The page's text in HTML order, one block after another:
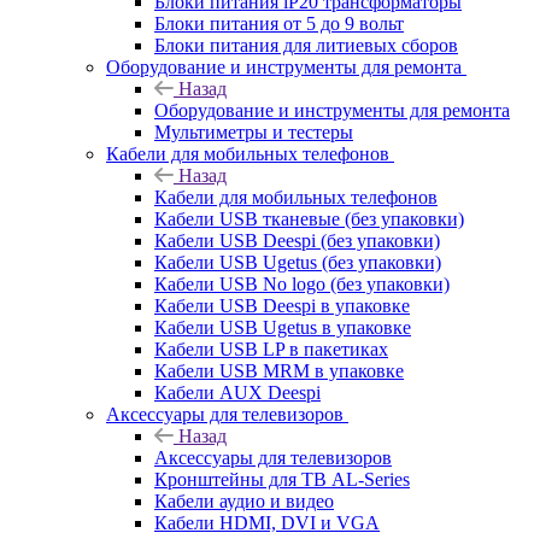
Блоки питания от 5 до 9 вольт
Блоки питания для литиевых сборов
Оборудование и инструменты для ремонта
Назад
Оборудование и инструменты для ремонта
Мультиметры и тестеры
Кабели для мобильных телефонов
Назад
Кабели для мобильных телефонов
Кабели USB тканевые (без упаковки)
Кабели USB Deespi (без упаковки)
Кабели USB Ugetus (без упаковки)
Кабели USB No logo (без упаковки)
Кабели USB Deespi в упаковке
Кабели USB Ugetus в упаковке
Кабели USB LP в пакетиках
Кабели USB MRM в упаковке
Кабели AUX Deespi
Аксессуары для телевизоров
Назад
Аксессуары для телевизоров
Кронштейны для ТВ AL-Series
Кабели аудио и видео
Кабели HDMI, DVI и VGA